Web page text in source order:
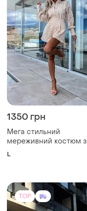
1350 грн
Мега стильний
мереживний костюм з
шортами
L
TOP